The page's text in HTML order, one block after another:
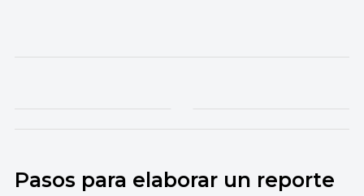
Pasos para elaborar un reporte